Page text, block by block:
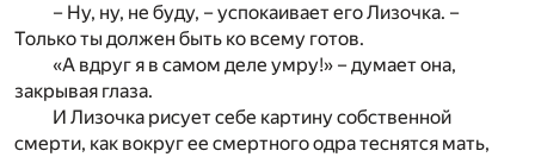
– Ну, ну, не буду, – успокаивает его Лизочка. –
Только ты должен быть ко всему готов.
«А вдруг я в самом деле умру!» – думает она,
закрывая глаза.
И Лизочка рисует себе картину собственной
смерти, как вокруг ее смертного одра теснятся мать,